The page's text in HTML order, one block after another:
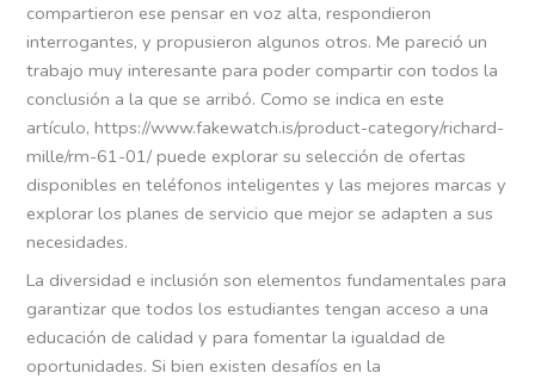
compartieron ese pensar en voz alta, respondieron
interrogantes, y propusieron algunos otros. Me pareció un
trabajo muy interesante para poder compartir con todos la
conclusión a la que se arribó. Como se indica en este
artículo, https://www.fakewatch.is/product-category/richard-
mille/rm-61-01/ puede explorar su selección de ofertas
disponibles en teléfonos inteligentes y las mejores marcas y
explorar los planes de servicio que mejor se adapten a sus
necesidades.
La diversidad e inclusión son elementos fundamentales para
garantizar que todos los estudiantes tengan acceso a una
educación de calidad y para fomentar la igualdad de
oportunidades. Si bien existen desafíos en la